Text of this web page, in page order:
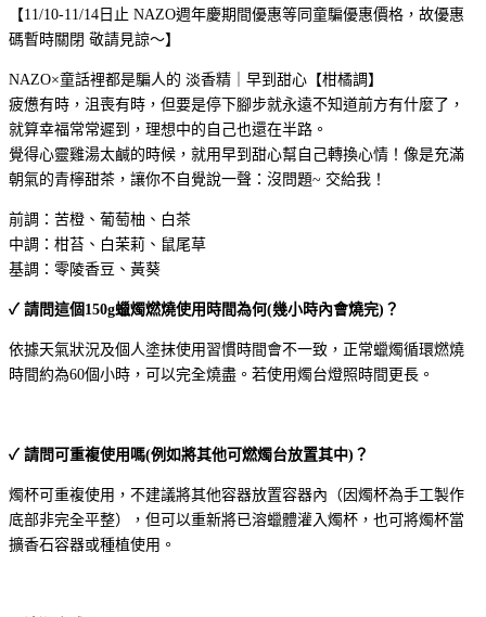
【11/10-11/14日止 NAZO週年慶期間優惠等同童騙優惠價格，故優惠
碼暫時關閉 敬請見諒～】
NAZO×童話裡都是騙人的 淡香精｜早到甜心【柑橘調】
疲憊有時，沮喪有時，但要是停下腳步就永遠不知道前方有什麼了，
就算幸福常常遲到，理想中的自己也還在半路。
覺得心靈雞湯太鹹的時候，就用早到甜心幫自己轉換心情！像是充滿
朝氣的青檸甜茶，讓你不自覺說一聲：沒問題~ 交給我！
前調：苦橙、葡萄柚、白茶
中調：柑苔、白茉莉、鼠尾草
基調：零陵香豆、黃葵
✓ 請問這個150g蠟燭燃燒使用時間為何(幾小時內會燒完)？
依據天氣狀況及個人塗抹使用習慣時間會不一致，正常蠟燭循環燃燒
時間約為60個小時，可以完全燒盡。若使用燭台燈照時間更長。
✓ 請問可重複使用嗎(例如將其他可燃燭台放置其中)？
燭杯可重複使用，不建議將其他容器放置容器內（因燭杯為手工製作
底部非完全平整），但可以重新將已溶蠟體灌入燭杯，也可將燭杯當
擴香石容器或種植使用。